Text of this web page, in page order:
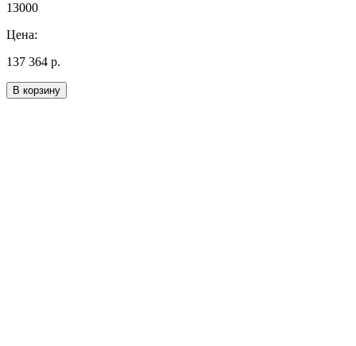
13000
Цена:
137 364 р.
В корзину